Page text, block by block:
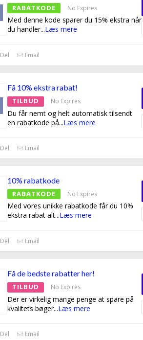
RABATKODE No Expires
Med denne kode sparer du 15% ekstra når
du handler...Læs mere
Del Email
Få 10% ekstra rabat!
TILBUD No Expires
Du får nemt og helt automatisk tilsendt
en rabatkode på...Læs mere
Del Email
10% rabatkode
RABATKODE No Expires
Med vores unikke rabatkode får du 10%
ekstra rabat alt...Læs mere
Del Email
Få de bedste rabatter her!
TILBUD No Expires
Der er virkelig mange penge at spare på
kvalitets bøger...Læs mere
Del Email